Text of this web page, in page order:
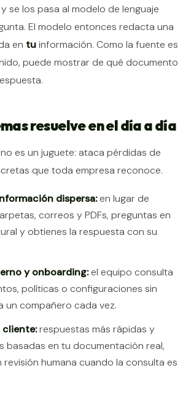
se los pasa al modelo de lenguaje
El modelo entonces redacta una
en tuinformación. Como la fuente es
puede mostrar de qué documento
resuelve en el día a día
es un juguete: ataca pérdidas de
que toda empresa reconoce.
dispersa:en lugar de
correos y PDFs, preguntas en
y obtienes la respuesta con su
y onboarding:el equipo consulta
políticas o configuraciones sin
un compañero cada vez.
respuestas más rápidas y
basadas en tu documentación real,
revisión humana cuando la consulta es